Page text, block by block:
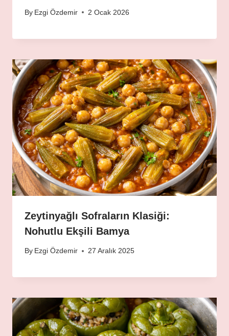
By Ezgi Özdemir 2 Ocak 2026
Zeytinyağlı Sofraların Klasiği:
Nohutlu Ekşili Bamya
By Ezgi Özdemir 27 Aralık 2025